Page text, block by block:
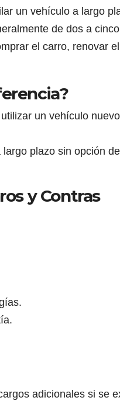
un vehículo a largo
de dos a
el carro, renovar el
un vehículo
largo plazo sin opción
y Contras
adicionales si se